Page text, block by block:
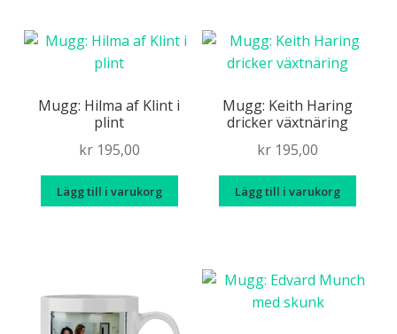
Mugg: Hilma af Klint i
plint
kr195,00
Lägg till i varukorg
Mugg: Keith Haring
dricker växtnäring
kr 195,00
Lägg till i varukorg